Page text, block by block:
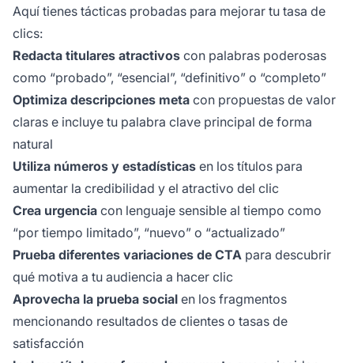
Aquí tienes tácticas probadas para mejorar tu tasa de
clics:
Redacta titulares atractivos con palabras poderosas
como “probado”, “esencial”, “definitivo” o “completo”
Optimiza descripciones meta con propuestas de valor
claras e incluye tu palabra clave principal de forma
natural
Utiliza números y estadísticas en los títulos para
aumentar la credibilidad y el atractivo del clic
Crea urgencia con lenguaje sensible al tiempo como
“por tiempo limitado”, “nuevo” o “actualizado”
Prueba diferentes variaciones de CTA para descubrir
qué motiva a tu audiencia a hacer clic
Aprovecha la prueba social en los fragmentos
mencionando resultados de clientes o tasas de
satisfacción